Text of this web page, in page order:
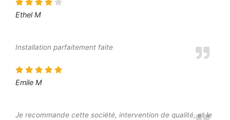
Ethel M
Installation parfaitement faite
Emile M
Je recommande cette société, intervention de qualité, et le